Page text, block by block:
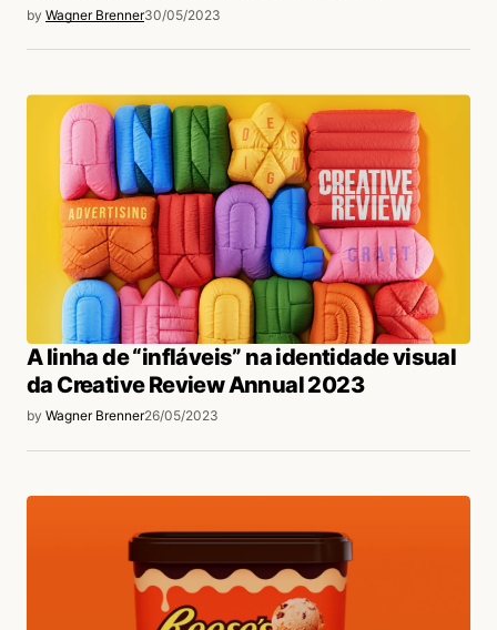
by Wagner Brenner30/05/2023
A linha de “infláveis” na identidade visual
da Creative Review Annual 2023
by Wagner Brenner26/05/2023